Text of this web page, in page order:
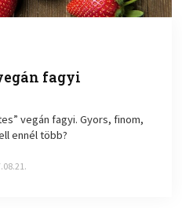
fagyi
vegán fagyi. Gyors, finom,
ennél több?